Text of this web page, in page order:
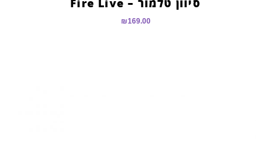
סיוון טלמור – Fire Live
₪169.00